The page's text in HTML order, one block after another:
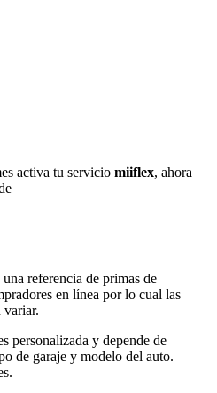
activa tu servicio miiflex, ahora
referencia de primas de
en línea por lo cual las
variar.
personalizada y depende de
de garaje y modelo del auto.